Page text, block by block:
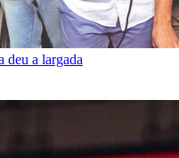
deu a largada